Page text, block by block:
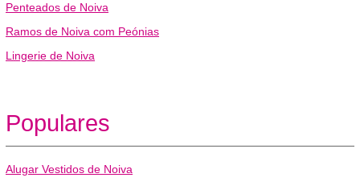
Penteados de Noiva
Ramos de Noiva com Peónias
Lingerie de Noiva
Populares
Alugar Vestidos de Noiva